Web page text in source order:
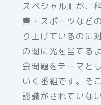
スペシャル』が、
害・スポーツなど
り上げているのに
の闇に光を当てる
会問題をテーマと
いく番組です。そ
認識がされていな